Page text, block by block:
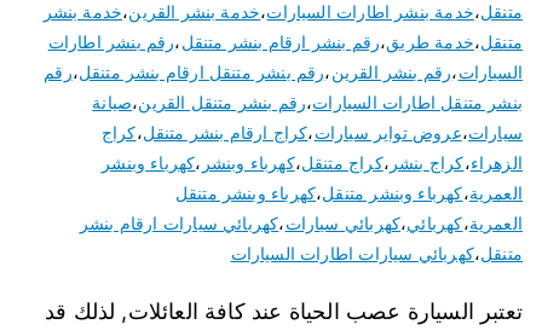
متنقل،خدمة بنشر اطارات السيارات،خدمة بنشر القرين،خدمة بنشر
متنقل،خدمة طريق،رقم بنشر ارقام بنشر متنقل،رقم بنشر اطارات
السيارات،رقم بنشر القرين،رقم بنشر متنقل ارقام بنشر متنقل،رقم
بنشر متنقل اطارات السيارات،رقم بنشر متنقل القرين،صيانة
سيارات،عروض تواير سيارات،كراج ارقام بنشر متنقل،كراج
الزهراء،كراج بنشر ،كراج متنقل،كهرباء وبنشر ،كهرباء وبنشر
العمرية،كهرباء وبنشر متنقل،كهرباء وبنشر متنقل
العمرية،كهربائي،كهربائي سيارات،كهربائي سيارات ارقام بنشر
متنقل،كهربائي سيارات اطارات السيارات
تعتبر السيارة عصب الحياة عند كافة العائلات, لذلك قد